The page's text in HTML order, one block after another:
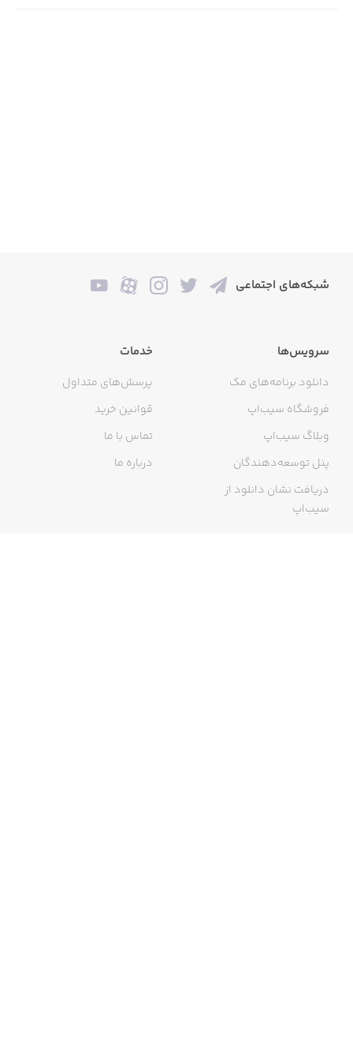
شبکه‌های اجتماعی
سرویس‌ها
دانلود برنامه‌های مک
فروشگاه سیب‌اپ
وبلاگ سیب‌اپ
پنل توسعه‌دهندگان
دریافت نشان دانلود از
سیب‌اپ
خدمات
پرسش‌های متداول
قوانین خرید
تماس با ما
درباره ما